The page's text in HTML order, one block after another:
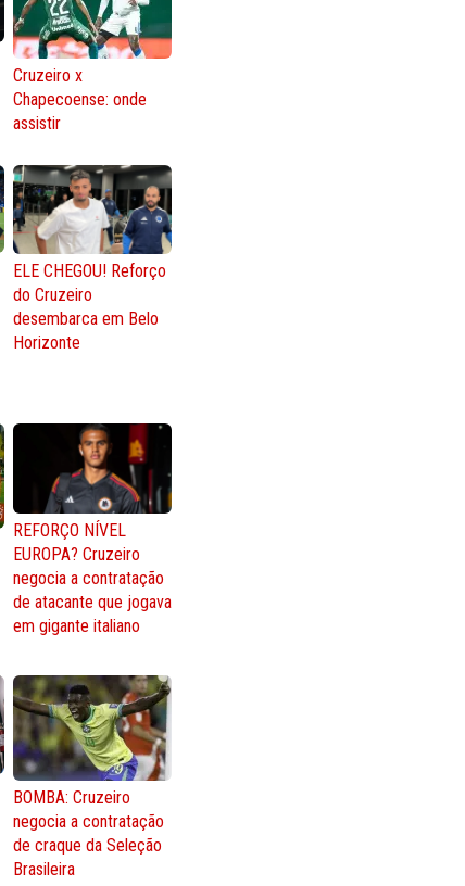
Cruzeiro x
Chapecoense: onde
assistir
ELE CHEGOU! Reforço
do Cruzeiro
desembarca em Belo
Horizonte
REFORÇO NÍVEL
EUROPA? Cruzeiro
negocia a contratação
de atacante que jogava
em gigante italiano
BOMBA: Cruzeiro
negocia a contratação
de craque da Seleção
Brasileira